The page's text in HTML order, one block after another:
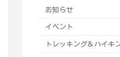
お知らせ
イベント
トレッキング＆ハイキ